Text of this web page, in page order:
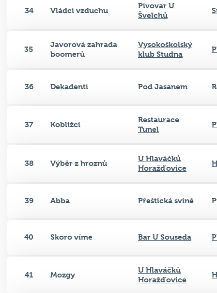
34 Vládci vzduchu
Pivovar U
Švelchů
35
Javorová zahrada
boomerů
Vysokoškolský
klub Studna
36 Dekadenti Pod Jasanem
37 Koblížci
Restaurace
Tunel
38 Výběr z hroznů
U Hlaváčků
Horažďovice
39 Abba Přeštická svině
40 Skoro víme Bar U Souseda
41 Mozgy
U Hlaváčků
Horažďovice